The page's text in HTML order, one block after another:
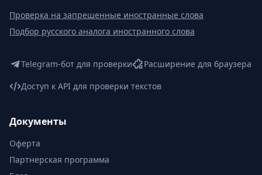
Проверка на запрещенные иностранные слова
Подбор русского аналога иностранного слова
Telegram-бот для проверки
Расширение для браузера
Доступ к API для проверки текстов
Документы
Оферта
Партнерская программа